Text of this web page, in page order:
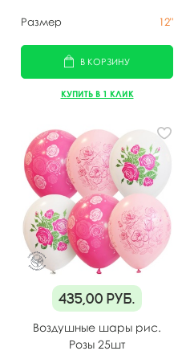
Размер 12"
В КОРЗИНУ
КУПИТЬ В 1 КЛИК
435,00 руб.
Воздушные шары рис.
Розы 25шт